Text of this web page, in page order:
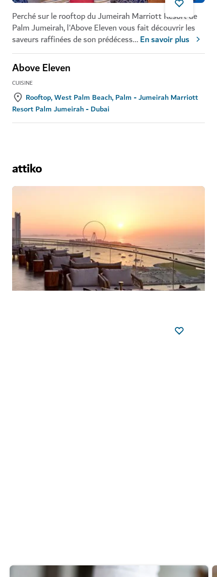
Perché sur le rooftop du Jumeirah Marriott Resort de
Palm Jumeirah, l'Above Eleven vous fait découvrir les
saveurs raffinées de son prédécess...En savoir plus
Above Eleven
CUISINE
Rooftop, West Palm Beach, Palm - Jumeirah Marriott
Resort Palm Jumeirah - Dubai
attiko